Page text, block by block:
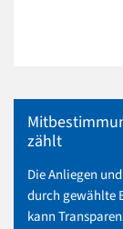
zählt
Die Anliegen
durch gewählte
kann